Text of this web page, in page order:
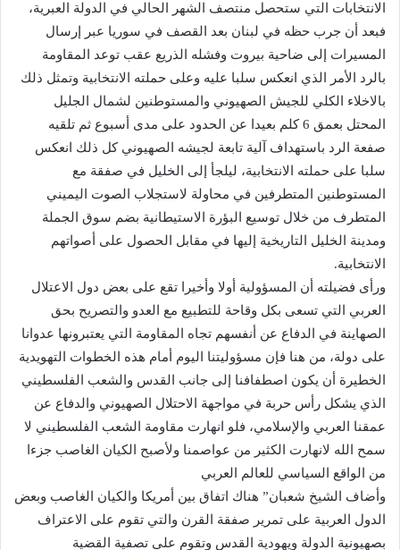
الانتخابات التي ستحصل منتصف الشهر الحالي في الدولة العبرية،
فبعد أن جرب حظه في لبنان بعد القصف في سوريا عبر إرسال
المسيرات إلى ضاحية بيروت وفشله الذريع عقب توعد المقاومة
بالرد الأمر الذي انعكس سلبا عليه وعلى حملته الانتخابية وتمثل ذلك
بالاخلاء الكلي للجيش الصهيوني والمستوطنين لشمال الجليل
المحتل بعمق 6 كلم بعيدا عن الحدود على مدى أسبوع ثم تلقيه
صفعة الرد باستهداف آلية تابعة لجيشه الصهيوني كل ذلك انعكس
سلبا على حملته الانتخابية، ليلجأ إلى الخليل في صفقة مع
المستوطنين المتطرفين في محاولة لاستجلاب الصوت اليميني
المتطرف من خلال توسيع البؤرة الاستيطانية بضم سوق الجملة
ومدينة الخليل التاريخية إليها في مقابل الحصول على أصواتهم
الانتخابية.
ورأى فضيلته أن المسؤولية أولا وأخيرا تقع على بعض دول الاعتلال
العربي التي تسعى بكل وقاحة للتطبيع مع العدو والتصريح بحق
الصهاينة في الدفاع عن أنفسهم تجاه المقاومة التي يعتبرونها عدوانا
على دولة، من هنا فإن مسؤوليتنا اليوم أمام هذه الخطوات التهويدية
الخطيرة أن يكون اصطفافنا إلى جانب القدس والشعب الفلسطيني
الذي يشكل رأس حربة في مواجهة الاحتلال الصهيوني والدفاع عن
عمقنا العربي والإسلامي، فلو انهارت مقاومة الشعب الفلسطيني لا
سمح الله لانهارت الكثير من عواصمنا ولأصبح الكيان الغاصب جزءا
من الواقع السياسي للعالم العربي
وأضاف الشيخ شعبان” هناك اتفاق بين أمريكا والكيان الغاصب وبعض
الدول العربية على تمرير صفقة القرن والتي تقوم على الاعتراف
بصهيونية الدولة ويهودية القدس وتقوم على تصفية القضية